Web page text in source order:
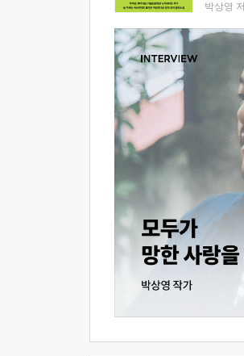
박상영 저